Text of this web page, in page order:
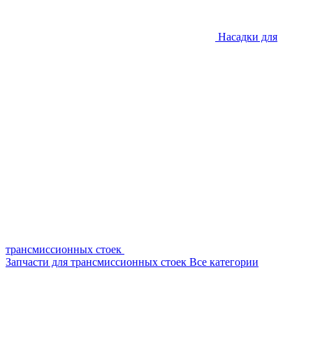
Насадки для
трансмиссионных стоек
Запчасти для трансмиссионных стоек Все категории